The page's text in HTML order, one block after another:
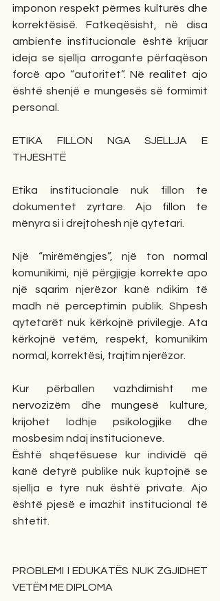
imponon respekt përmes kulturës dhe
korrektësisë. Fatkeqësisht, në disa
ambiente institucionale është krijuar
ideja se sjellja arrogante përfaqëson
forcë apo “autoritet”. Në realitet ajo
është shenjë e mungesës së formimit
personal.
ETIKA FILLON NGA SJELLJA E
THJESHTË
Etika institucionale nuk fillon te
dokumentet zyrtare. Ajo fillon te
mënyra si i drejtohesh një qytetari.
Një “mirëmëngjes”, një ton normal
komunikimi, një përgjigje korrekte apo
një sqarim njerëzor kanë ndikim të
madh në perceptimin publik. Shpesh
qytetarët nuk kërkojnë privilegje. Ata
kërkojnë vetëm, respekt, komunikim
normal, korrektësi, trajtim njerëzor.
Kur përballen vazhdimisht me
nervozizëm dhe mungesë kulture,
krijohet lodhje psikologjike dhe
mosbesim ndaj institucioneve.
Është shqetësuese kur individë që
kanë detyrë publike nuk kuptojnë se
sjellja e tyre nuk është private. Ajo
është pjesë e imazhit institucional të
shtetit.
PROBLEMI I EDUKATËS NUK ZGJIDHET
VETËM ME DIPLOMA